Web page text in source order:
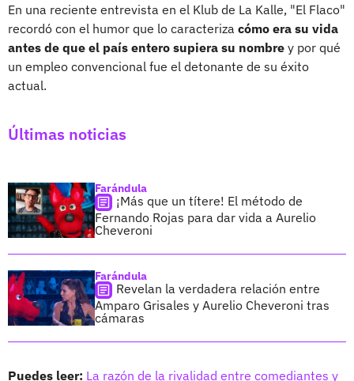
En una reciente entrevista en el Klub de La Kalle, "El Flaco"
recordó con el humor que lo caracteriza cómo era su vida
antes de que el país entero supiera su nombre y por qué
un empleo convencional fue el detonante de su éxito
actual.
Últimas noticias
Farándula
¡Más que un títere! El método de
Fernando Rojas para dar vida a Aurelio
Cheveroni
Farándula
Revelan la verdadera relación entre
Amparo Grisales y Aurelio Cheveroni tras
cámaras
Puedes leer: La razón de la rivalidad entre comediantes y